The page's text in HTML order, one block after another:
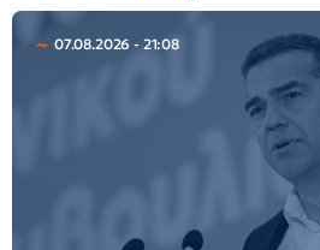
07.08.2026 - 21:08